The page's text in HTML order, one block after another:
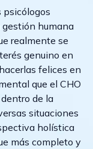
psicólogos
humana
realmente se
genuino en
felices en
que el CHO
de la
situaciones
holística
más completo y